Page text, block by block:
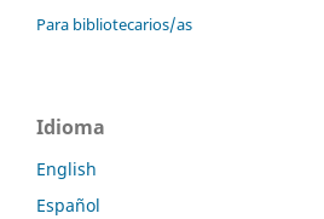
Para bibliotecarios/as
Idioma
English
Español